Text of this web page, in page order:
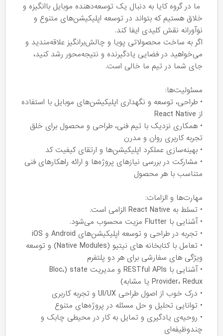
ما در گروه کایا به دنبال یک توسعه‌دهنده موبایل باانگیزه و
خلاق هستیم که بتواند در توسعه اپلیکیشن‌های متنوع و
نوآورانه نقش کلیدی ایفا کند.
اگر به ساخت محصولاتی پویا و چالش‌برانگیز علاقه‌مندید و
می‌خواهید در فضایی یادگیرنده و نتیجه‌محور رشد کنید،
جای شما در تیم ما خالی است.
مسئولیت‌ها:
• طراحی، توسعه و نگهداری اپلیکیشن‌های موبایل با استفاده
از React Native
• همکاری نزدیک با تیم فنی، طراحی و محصول برای خلق
تجربه کاربری روان و مدرن
• بهینه‌سازی عملکرد اپلیکیشن‌ها و ارتقای کیفیت کد
• مشارکت در بررسی نیازهای پروژه‌ها و ارائه راهکارهای فنی
متناسب با هر محصول
مهارت‌ها و الزامات:
• تسلط به React Native الزامی است.
• آشنایی با Flutter مزیت محسوب می‌شود.
• تجربه در طراحی و توسعه اپلیکیشن‌های Android و iOS
• تعامل با کتابخانه های نیتیو (Native Modules) و توسعه
ویژگی های سفارشی برای هر دو پلتفرم
• آشنایی با RESTful APIs و مدیریت state (Bloc،
Provider، Redux یا مشابه)
• درک خوب از اصول طراحی UI/UX و تجربه کاربری
• توانایی تحلیل و حل مسئله در پروژه‌های متنوع
• روحیه‌ی یادگیری و تمایل به کار در محیطی چابک و
چندوظیفه‌ای